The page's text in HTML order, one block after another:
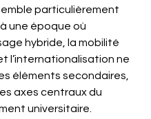
particulièrement
une époque où
hybride, la mobilité
l’internationalisation ne
éléments secondaires,
axes centraux du
universitaire.